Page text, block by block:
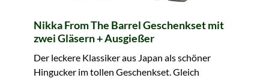
Nikka From The Barrel Geschenkset mit
zwei Gläsern + Ausgießer
Der leckere Klassiker aus Japan als schöner
Hingucker im tollen Geschenkset. Gleich